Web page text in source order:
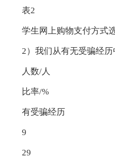
表2
学生网上购物支付方式
2）我们从有无受骗经
人数/人
比率/%
有受骗经历
9
29